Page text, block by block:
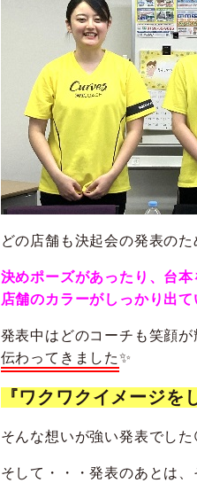
どの店舗も決起会の発表の
決めポーズがあったり、台
店舗のカラーがしっかり出
発表中はどのコーチも笑顔が
伝わってきました✨
『ワクワクイメージを
そんな想いが強い発表でした
そして・・・発表のあとは